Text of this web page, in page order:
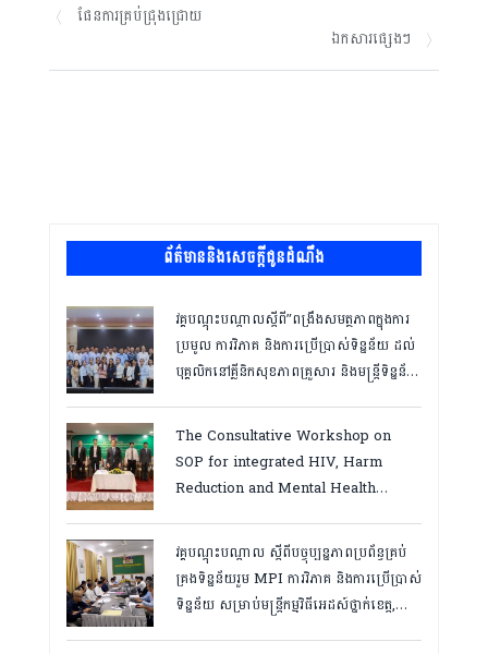
ផែនការគ្រប់ជ្រុងជ្រោយ
ឯកសារផ្សេងៗ
ព័ត៌មាននិងសេចក្តីជូនដំណឹង
វគ្គបណ្ដុះបណ្ដាលស្តីពី”ពង្រឹងសមត្ថភាពក្នុងការ
ប្រមូល ការវិភាគ និងការប្រើប្រាស់ទិន្នន័យ ដល់
បុគ្គលិកនៅគ្លីនិកសុខភាពគ្រួសារ និងមន្ត្រីទិន្នន័យ
ឆ្នាំ២០២៦
The Consultative Workshop on
SOP for integrated HIV, Harm
Reduction and Mental Health
វគ្គបណ្ដុះបណ្តាល ស្តីពីបច្ចុប្បន្នភាពប្រព័ន្ធគ្រប់
គ្រងទិន្នន័យរួម MPI ការវិភាគ និងការប្រើប្រាស់
ទិន្នន័យ សម្រាប់មន្រ្តីកម្មវិធីអេដស៍ថ្នាក់ខេត្ត,